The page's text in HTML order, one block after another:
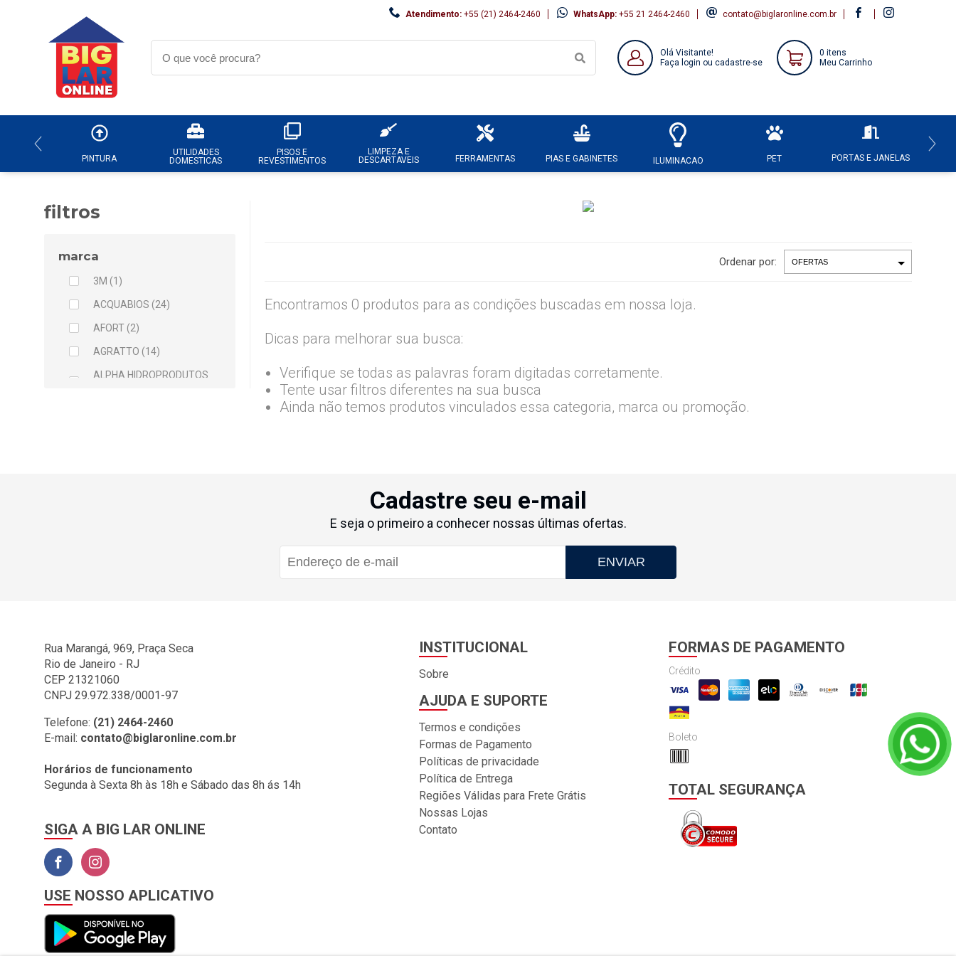
Atendimento: +55 (21) 2464-2460 WhatsApp: +55 21 2464-2460 contato@biglaronline.com.br
Olá Visitante!
Faça login ou cadastre-se
0 itens
Meu Carrinho
PINTURA
UTILIDADES
DOMESTICAS
PISOS E
REVESTIMENTOS
LIMPEZA E
DESCARTAVEIS
FERRAMENTAS PIAS E GABINETES ILUMINACAO PET PORTAS E JANELAS
filtros
marca
3M (1)
ACQUABIOS (24)
AFORT (2)
AGRATTO (14)
ALPHA HIDROPRODUTOS
BIG LAR (1)
BOMBRIL (2)
BOTAFOGO (3)
BRASILIT (1)
BRONZEARTE (4)
CERAL (35)
CLINCK COMERCIO DE
COLGATE (1)
COMEP (1)
CORTAG (1)
COZIMAX (63)
Ordenar por:
Encontramos 0 produtos para as condições buscadas em nossa loja.
Dicas para melhorar sua busca:
Verifique se todas as palavras foram digitadas corretamente.
Tente usar filtros diferentes na sua busca
Ainda não temos produtos vinculados essa categoria, marca ou promoção.
Cadastre seu e-mail
E seja o primeiro a conhecer nossas últimas ofertas.
ENVIAR
Rua Marangá, 969, Praça Seca
Rio de Janeiro - RJ
CEP 21321060
CNPJ 29.972.338/0001-97
Telefone: (21) 2464-2460
E-mail: contato@biglaronline.com.br
Horários de funcionamento
Segunda à Sexta 8h às 18h e Sábado das 8h ás 14h
SIGA A BIG LAR ONLINE
INSTITUCIONAL
Sobre
AJUDA E SUPORTE
Termos e condições
Formas de Pagamento
Políticas de privacidade
Política de Entrega
Regiões Válidas para Frete Grátis
Nossas Lojas
Contato
FORMAS DE PAGAMENTO
Crédito
Boleto
TOTAL SEGURANÇA
USE NOSSO APLICATIVO